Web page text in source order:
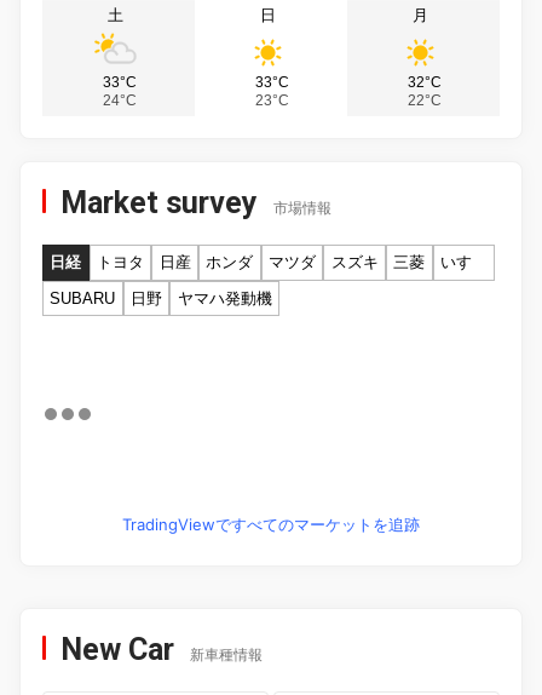
土
33°C
24°C
日
33°C
23°C
月
32°C
22°C
Market survey 市場情報
日経 トヨタ 日産 ホンダ マツダ スズキ 三菱
いすゞ
SUBARU
日野 ヤマハ発動機
TradingViewですべてのマーケットを追跡
New Car 新車種情報